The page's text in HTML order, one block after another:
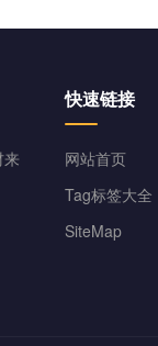
来
快速链接
网站首页
Tag标签大全
SiteMap